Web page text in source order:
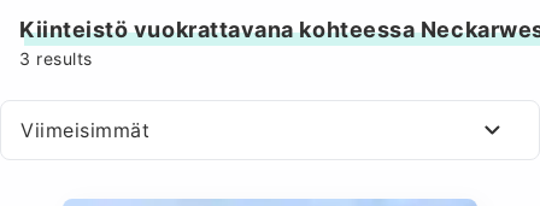
Kiinteistö vuokrattavana kohteessa
3 results
Viimeisimmät